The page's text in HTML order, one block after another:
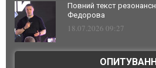
Повний текст
Федорова
18.07.2026 09:27